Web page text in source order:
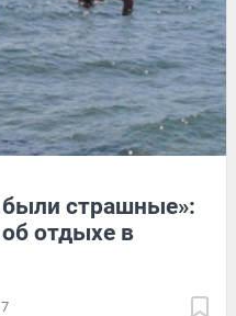
страшные»:
об отдыхе в
7